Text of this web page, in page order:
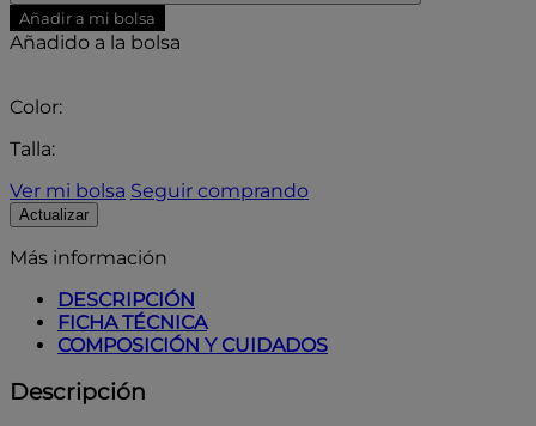
Añadir a mi bolsa
Añadido a la bolsa
Color:
Talla:
Ver mi bolsa Seguir comprando
Más información
DESCRIPCIÓN
FICHA TÉCNICA
COMPOSICIÓN Y CUIDADOS
Descripción